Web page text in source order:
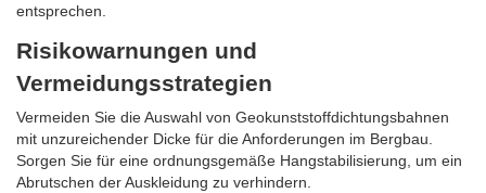
entsprechen.
Risikowarnungen und
Vermeidungsstrategien
Vermeiden Sie die Auswahl von Geokunststoffdichtungsbahnen
mit unzureichender Dicke für die Anforderungen im Bergbau.
Sorgen Sie für eine ordnungsgemäße Hangstabilisierung, um ein
Abrutschen der Auskleidung zu verhindern.